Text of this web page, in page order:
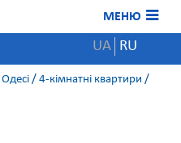
МЕНЮ
UA RU
/ 4-кімнатні квартири /